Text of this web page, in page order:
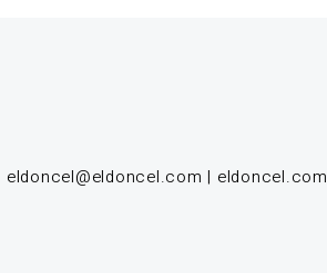
eldoncel@eldoncel.com | eldoncel.com